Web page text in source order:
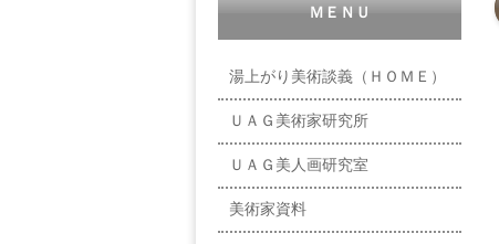
ＭＥＮＵ
湯上がり美術談義（ＨＯＭＥ）
ＵＡＧ美術家研究所
ＵＡＧ美人画研究室
美術家資料